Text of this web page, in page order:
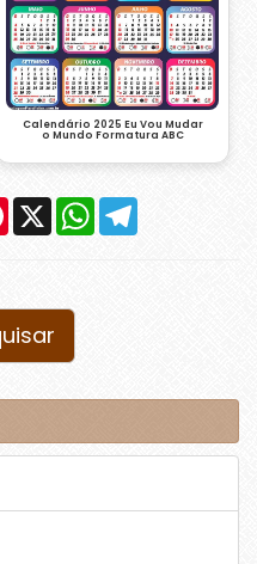
Calendário 2025 Eu Vou Mudar
o Mundo Formatura ABC
Pinterest
X WhatsApp